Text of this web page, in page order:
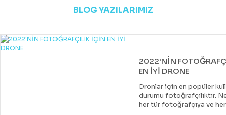
BLOG YAZILARIMIZ
2022'NİN
EN İYİ DRONE
Dronlar için en popüler
durumu fotoğrafçılıktır.
her tür fotoğrafçıya ve